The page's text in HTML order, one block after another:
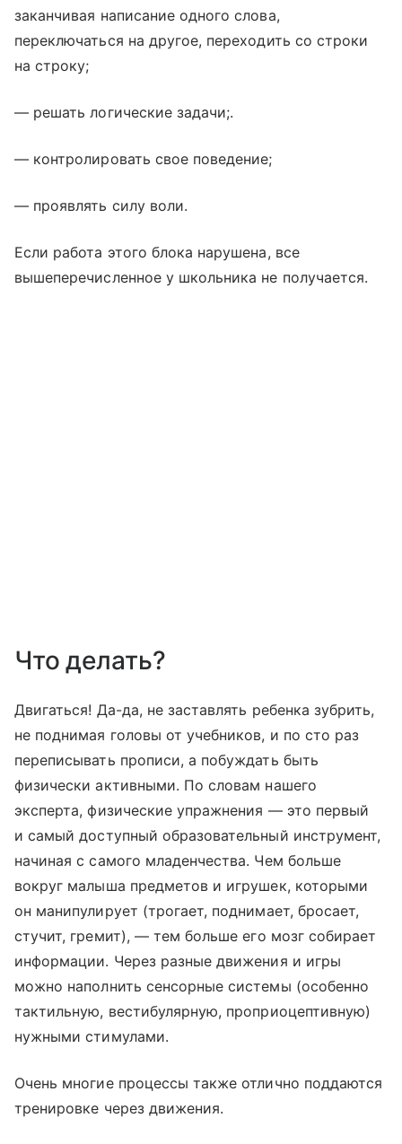
заканчивая написание одного слова,
переключаться на другое, переходить со строки
на строку;
— решать логические задачи;.
— контролировать свое поведение;
— проявлять силу воли.
Если работа этого блока нарушена, все
вышеперечисленное у школьника не получается.
Что делать?
Двигаться! Да-да, не заставлять ребенка зубрить,
не поднимая головы от учебников, и по сто раз
переписывать прописи, а побуждать быть
физически активными. По словам нашего
эксперта, физические упражнения — это первый
и самый доступный образовательный инструмент,
начиная с самого младенчества. Чем больше
вокруг малыша предметов и игрушек, которыми
он манипулирует (трогает, поднимает, бросает,
стучит, гремит), — тем больше его мозг собирает
информации. Через разные движения и игры
можно наполнить сенсорные системы (особенно
тактильную, вестибулярную, проприоцептивную)
нужными стимулами.
Очень многие процессы также отлично поддаются
тренировке через движения.